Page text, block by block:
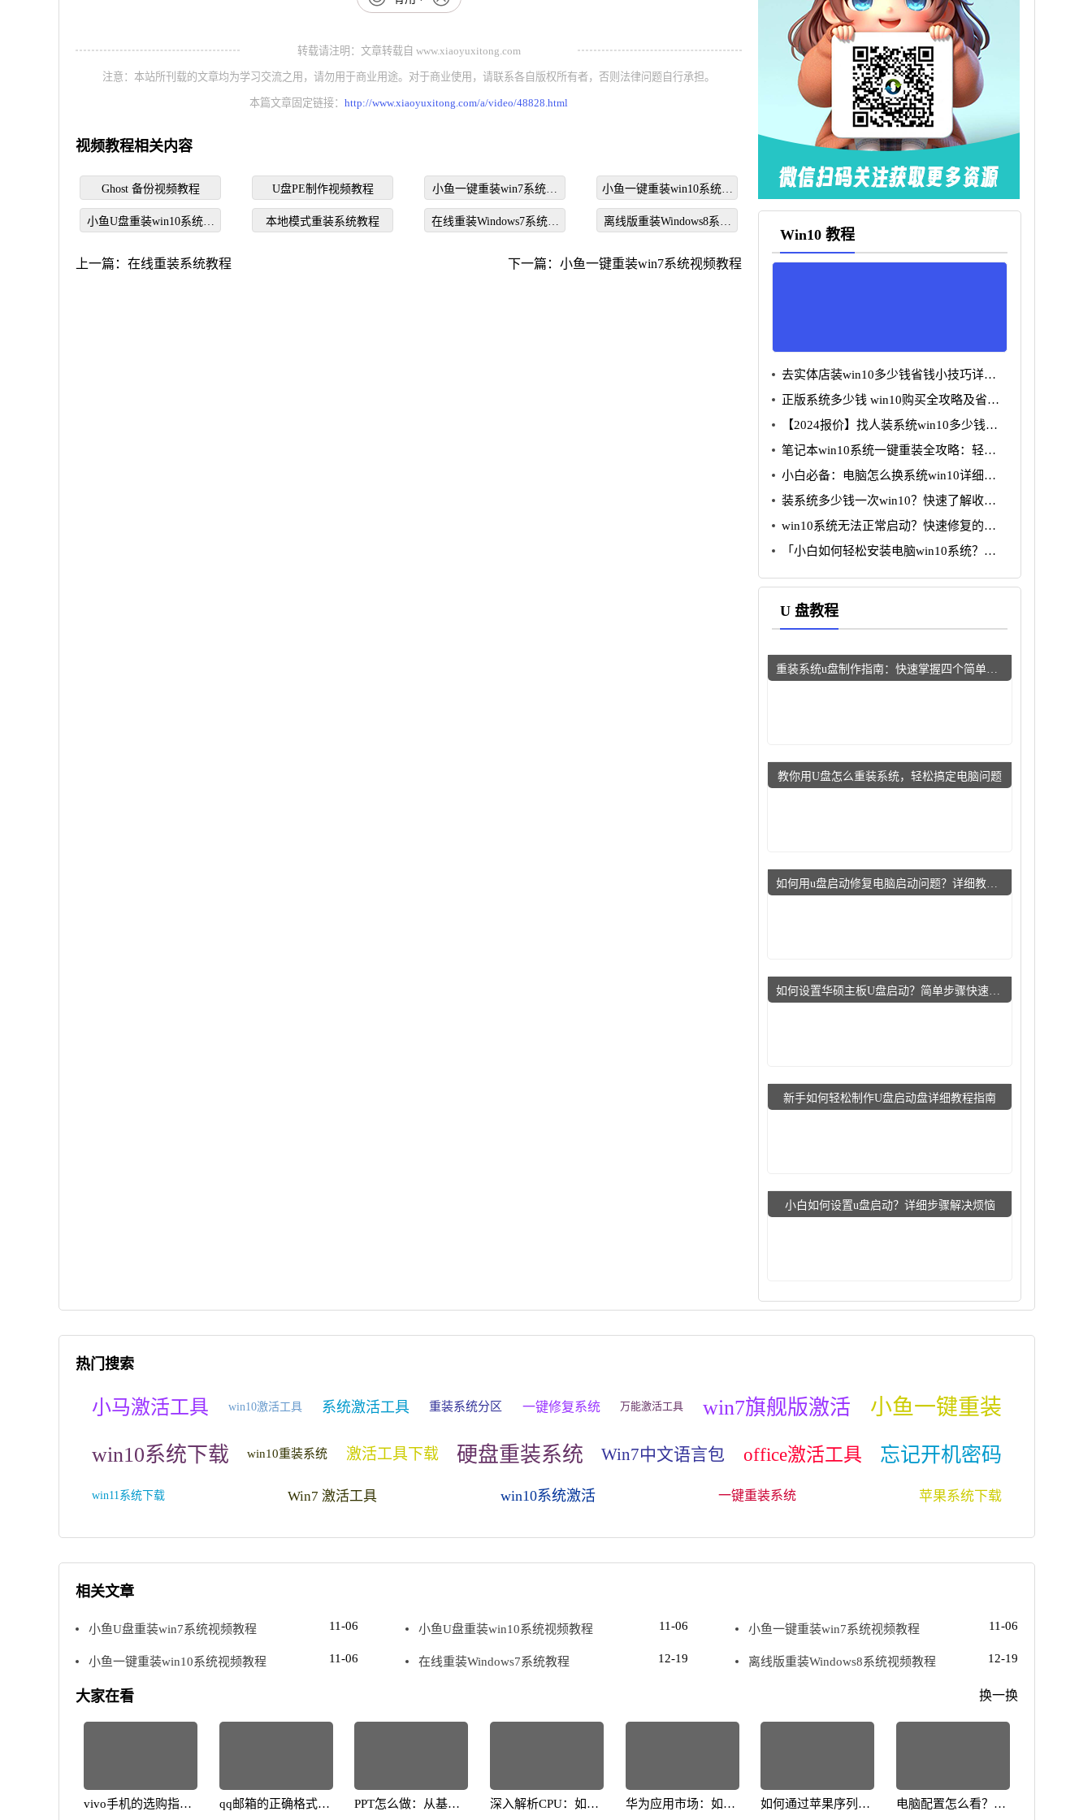
转载请注明：文章转载自 www.xiaoyuxitong.com
注意：本站所刊载的文章均为学习交流之用，请勿用于商业用途。对于商业使用，请联系各自版权所有者，否则法律问题自行承担。
本篇文章固定链接：http://www.xiaoyuxitong.com/a/video/48828.html
视频教程相关内容
Ghost 备份视频教程 U盘PE制作视频教程
小鱼一键重装win7系统视
频教程
小鱼一键重装win10系统视
频教程
小鱼U盘重装win10系统视
本地模式重装系统教程
在线重装Windows7系统教
离线版重装Windows8系统
上一篇： 在线重装系统教程 下一篇：小鱼一键重装win7系统视频教程
Win10 教程
去实体店装win10多少钱省钱小技巧详细
分析
技巧分析
省钱攻略一览
笔记本win10系统一键重装全攻略：轻松
搞定小白无忧
小白必备：电脑怎么换系统win10详细图
文教程
装系统多少钱一次win10？快速了解收费
标准与注意事项
win10系统无法正常启动？快速修复的五
个简单步骤
U 盘教程
重装系统u盘制作指南：快速掌握四个简单步骤
教你用U盘怎么重装系统，轻松搞定电脑问题
如何用u盘启动修复电脑启动问题？详细教程指导小白用户
如何设置华硕主板U盘启动？简单步骤快速上手
新手如何轻松制作U盘启动盘详细教程指南
小白如何设置u盘启动？详细步骤解决烦恼
热门搜索
小马激活工具 win10激活工具 系统激活工具 重装系统分区 一键修复系统 万能激活工具 win7旗舰版激活 小鱼一键重装
win10系统下载 win10重装系统 激活工具下载 硬盘重装系统 Win7中文语言包 office激活工具 忘记开机密码
win11系统下载 Win7 激活工具 win10系统激活 一键重装系统 苹果系统下载
相关文章
小鱼U盘重装win7系统视频教程 11-06 小鱼U盘重装win10系统视频教程 11-06 小鱼一键重装win7系统视频教程 11-06
小鱼一键重装win10系统视频教程 11-06 在线重装Windows7系统教程 12-19 离线版重装Windows8系统视频教程 12-19
大家在看 换一换
vivo手机的选购指
qq邮箱的正确格式解
PPT怎么做：从基础
深入解析CPU：如何
华为应用市场：如何
如何通过苹果序列号
电脑配置怎么看？教